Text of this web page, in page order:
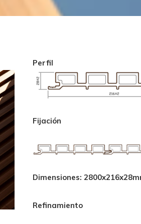
Perfil
Fijación
Dimensiones:
Refinamiento